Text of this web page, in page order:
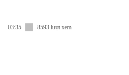
03:35 8593 lượt xem